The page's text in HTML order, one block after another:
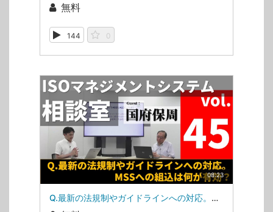
無料
144 0
08:23
Q.最新の法規制やガイドラインへの対応。MSSへの組込は何が有効？（ISOマネジメントシステム相談室・第45回）